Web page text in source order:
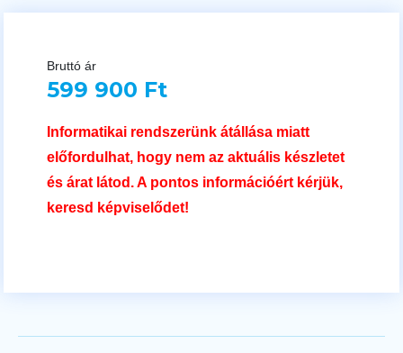
Bruttó ár
599 900 Ft
Informatikai rendszerünk átállása miatt
előfordulhat, hogy nem az aktuális készletet
és árat látod. A pontos információért kérjük,
keresd képviselődet!